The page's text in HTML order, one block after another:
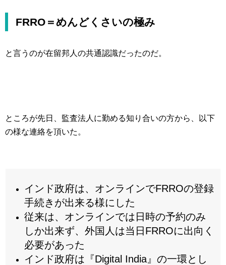
FRRO＝めんどくさいの極み
と言うのが在留邦人の共通認識だったのだ。
ところが先日、監査法人に勤める知り合いの方から、以下
の様な連絡を頂いた。
インド政府は、オンラインでFRROの登録
手続きが出来る様にした
従来は、オンラインでは日時の予約のみ
しか出来ず、外国人は当日FRROに出向く
必要があった
インド政府は『Digital India』の一環とし